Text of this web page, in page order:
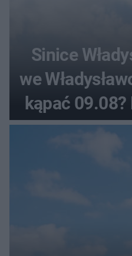
Sinice
we
kąpać 09.08?